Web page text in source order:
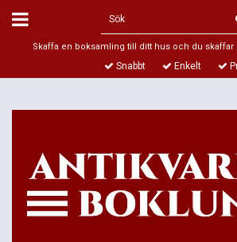
Skaffa en boksamling till ditt hus och du skaffar
Snabbt Enkelt